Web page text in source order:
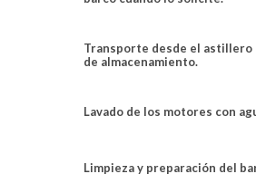
Transporte desde el astillero
de almacenamiento.
Lavado de los motores con
Limpieza y preparación del